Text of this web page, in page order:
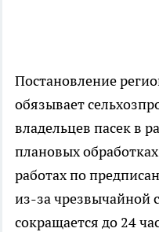
Постановление
обязывает
владельцев пасек в
плановых
работах по
из-за чрезвычайной
сокращается до 24